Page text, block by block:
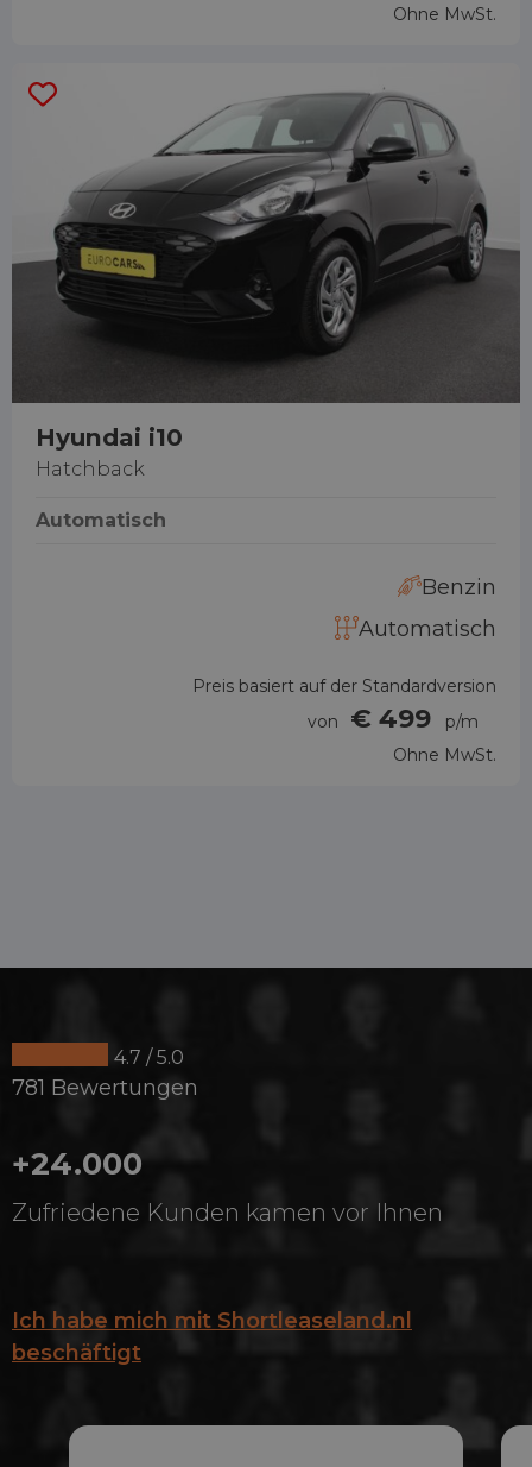
Ohne MwSt.
Hyundai i10
Hatchback
Automatisch
Benzin
Automatisch
Preis basiert auf der Standardversion
von
€ 499
p/m
Ohne MwSt.
4.7 / 5.0
781 Bewertungen
+24.000
Zufriedene Kunden kamen vor Ihnen
Ich habe mich mit Shortleaseland.nl
beschäftigt